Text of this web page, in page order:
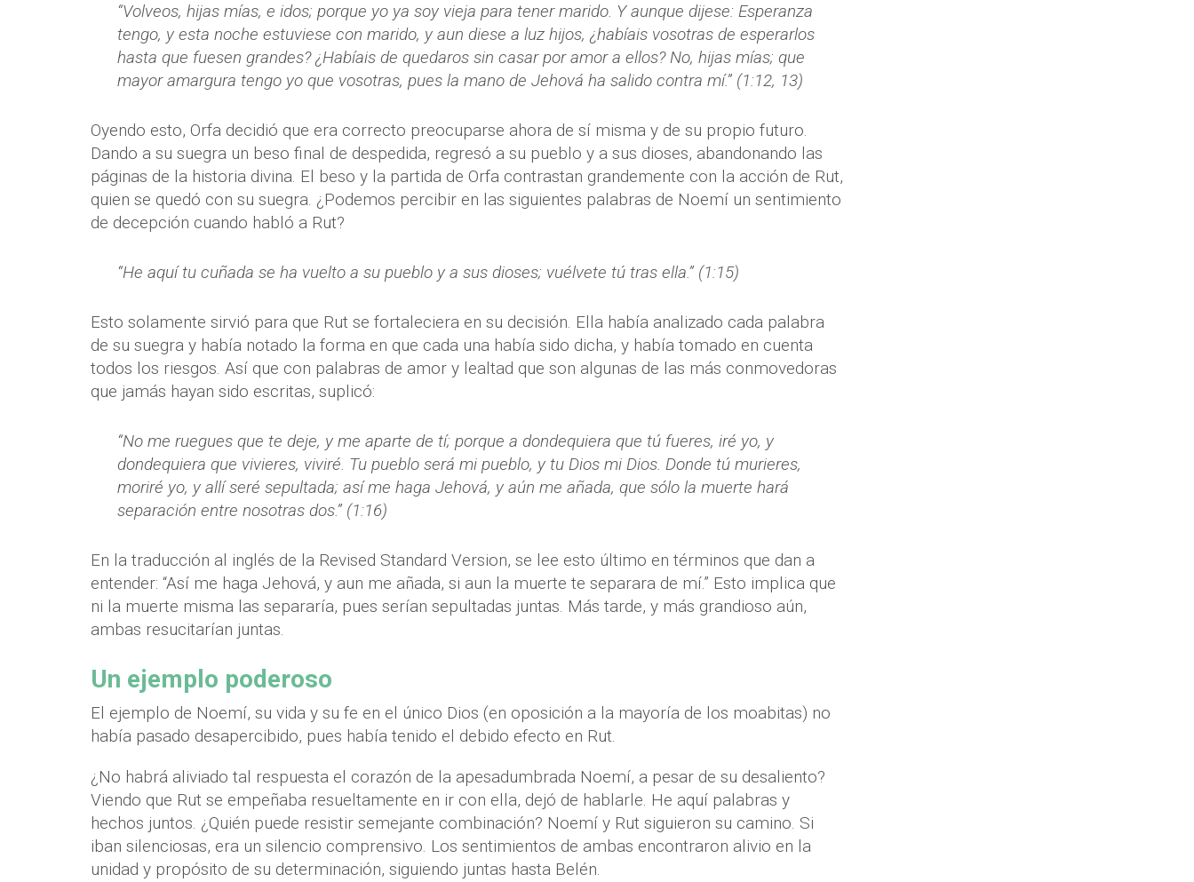
“Volveos, hijas mías, e idos; porque yo ya soy vieja para tener marido. Y aunque dijese: Esperanza
tengo, y esta noche estuviese con marido, y aun diese a luz hijos, ¿habíais vosotras de esperarlos
hasta que fuesen grandes? ¿Habíais de quedaros sin casar por amor a ellos? No, hijas mías; que
mayor amargura tengo yo que vosotras, pues la mano de Jehová ha salido contra mí.” (1:12, 13)
Oyendo esto, Orfa decidió que era correcto preocuparse ahora de sí misma y de su propio futuro.
Dando a su suegra un beso final de despedida, regresó a su pueblo y a sus dioses, abandonando las
páginas de la historia divina. El beso y la partida de Orfa contrastan grandemente con la acción de Rut,
quien se quedó con su suegra. ¿Podemos percibir en las siguientes palabras de Noemí un sentimiento
de decepción cuando habló a Rut?
“He aquí tu cuñada se ha vuelto a su pueblo y a sus dioses; vuélvete tú tras ella.” (1:15)
Esto solamente sirvió para que Rut se fortaleciera en su decisión. Ella había analizado cada palabra
de su suegra y había notado la forma en que cada una había sido dicha, y había tomado en cuenta
todos los riesgos. Así que con palabras de amor y lealtad que son algunas de las más conmovedoras
que jamás hayan sido escritas, suplicó:
“No me ruegues que te deje, y me aparte de tí; porque a dondequiera que tú fueres, iré yo, y
dondequiera que vivieres, viviré. Tu pueblo será mi pueblo, y tu Dios mi Dios. Donde tú murieres,
moriré yo, y allí seré sepultada; así me haga Jehová, y aún me añada, que sólo la muerte hará
separación entre nosotras dos.” (1:16)
En la traducción al inglés de la Revised Standard Version, se lee esto último en términos que dan a
entender: “Así me haga Jehová, y aun me añada, si aun la muerte te separara de mí.” Esto implica que
ni la muerte misma las separaría, pues serían sepultadas juntas. Más tarde, y más grandioso aún,
ambas resucitarían juntas.
Un ejemplo poderoso
El ejemplo de Noemí, su vida y su fe en el único Dios (en oposición a la mayoría de los moabitas) no
había pasado desapercibido, pues había tenido el debido efecto en Rut.
¿No habrá aliviado tal respuesta el corazón de la apesadumbrada Noemí, a pesar de su desaliento?
Viendo que Rut se empeñaba resueltamente en ir con ella, dejó de hablarle. He aquí palabras y
hechos juntos. ¿Quién puede resistir semejante combinación? Noemí y Rut siguieron su camino. Si
iban silenciosas, era un silencio comprensivo. Los sentimientos de ambas encontraron alivio en la
unidad y propósito de su determinación, siguiendo juntas hasta Belén.